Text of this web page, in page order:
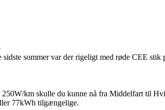
sommer var der rigeligt med røde CEE
km skulle du kunne nå fra Middelfart til
77kWh tilgængelige.